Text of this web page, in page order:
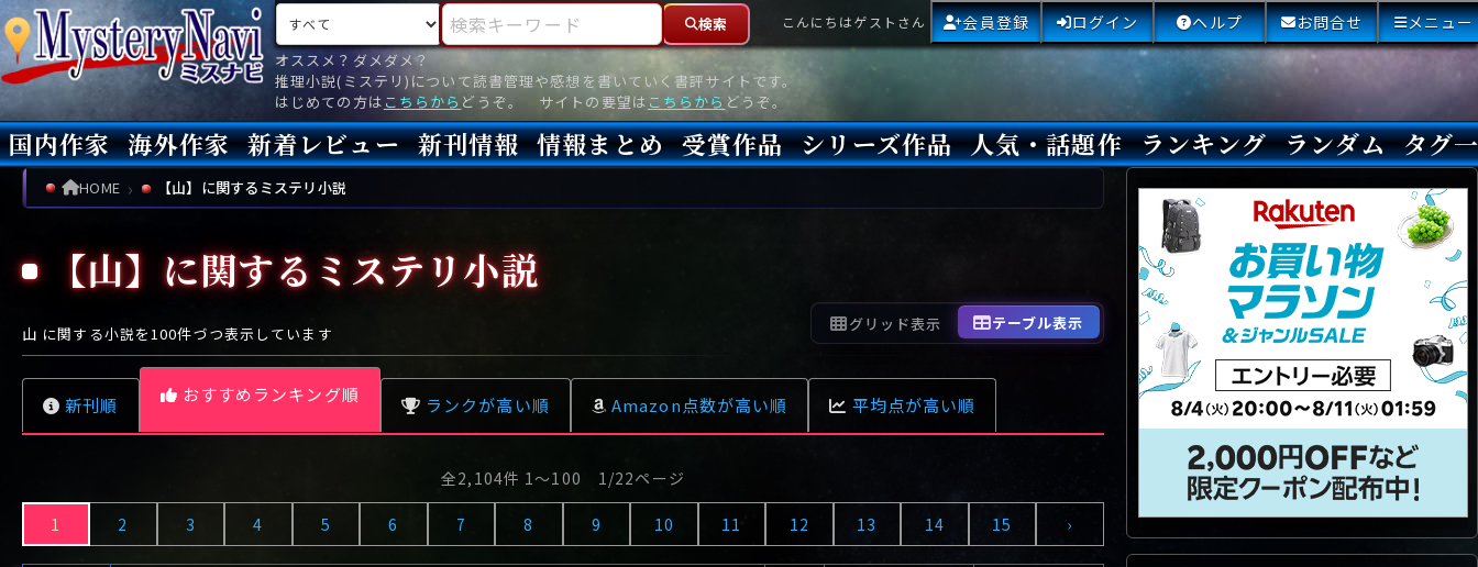
オススメ？ダメダメ？
推理小説(ミステリ)について読書管理や感想を書いていく書評サイトです。
はじめての方は こちらから どうぞ。 サイトの要望は こちらから どうぞ。
検索対象 検索キーワード
検索 こんにちはゲストさん 会員登録 ログイン ヘルプ お問合せ メニュー
国内作家
あ行 あ い う え
お
さ行
さ し す せ
そ
た行
ち つ て
に ぬ ね
の
は行
は ふ へ
ほ
や行
や ゆ
よ
ら行
ら り る れ
ろ
海外作家
ア行 ア イ ウ エ
サ行
サ シ ス セ
ソ
ツ
ナ行
ナ ニ ヌ ネ
ハ行
ハ ヒ フ ヘ
ホ
ヤ行
ヤ ユ
ヨ
ラ行
ラ リ ル レ
ロ
新着レビュー 新刊情報 情報まとめ 受賞作品 シリーズ作品 人気・話題作
最近閲覧された小説
ランキング
国内総合ランキング
海外総合ランキング
Amazon国内作品高評価
Amazon海外作品高評価
国内作品高評価
海外作品高評価
閲覧回数
オススメ投票回数
読書した人が多い小説
サイトランク
ランダム タグ
初心者におすすめ
クローズド・サー
本格ミステリ
青春ミステリ
学園ミステリ
日常の謎
SFミステリ
倒叙ミステリ
警察小説
映画化
ドラマ化
その他をもっとみ
HOME 【山】に関するミステリ小説
【山】に関するミステリ小説
山 に関する小説を100件づつ表示しています
グリッド表示 テーブル表示
新刊順 おすすめランキング順 ランクが高い順 Amazon点数が高い順 平均点が高い順
全2,104件 1〜100 1/22ページ
1 2 3 4 5 6 7 8 9 10 11 12 13 14 15 ›